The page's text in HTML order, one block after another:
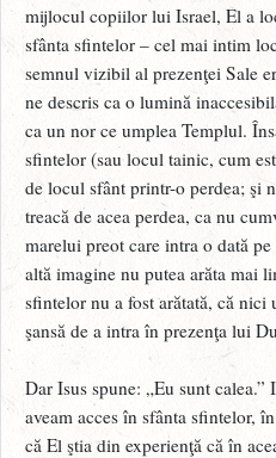
mijlocul copiilor lui Israel, El a
sfânta sfintelor – cel mai intim
semnul vizibil al prezenţei Sale
ne descris ca o lumină
ca un nor ce umplea Templul.
sfintelor (sau locul tainic, cum
de locul sfânt printr-o perdea; şi
treacă de acea perdea, ca nu
marelui preot care intra o dată
altă imagine nu putea arăta mai
sfintelor nu a fost arătată, că nici
şansă de a intra în prezenţa lui
Dar Isus spune: „Eu sunt
aveam acces în sfânta sfintelor,
că El ştia din experienţă că în